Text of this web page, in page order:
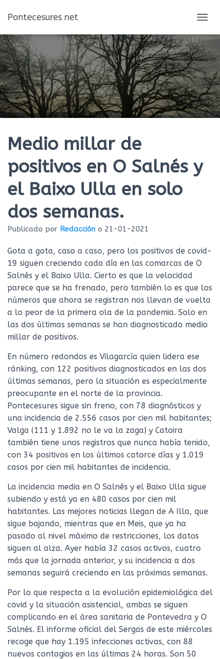
Pontecesures net
A
M
B
I
A
R
M
O
D
O
V
Medio millar de
positivos en O Salnés y
el Baixo Ulla en solo
dos semanas.
Publicado por Redacción o 21-01-2021
Gota a gota, caso a caso, pero los positivos de covid-
19 siguen creciendo cada día en las comarcas de O
Salnés y el Baixo Ulla. Cierto es que la velocidad
parece que se ha frenado, pero también lo es que los
números que ahora se registran nos llevan de vuelta
a lo peor de la primera ola de la pandemia. Solo en
las dos últimas semanas se han diagnosticado medio
millar de positivos.
En número redondos es Vilagarcía quien lidera ese
ránking, con 122 positivos diagnosticados en las dos
últimas semanas, pero la situación es especialmente
preocupante en el norte de la provincia.
Pontecesures sigue sin freno, con 78 diagnósticos y
una incidencia de 2.556 casos por cien mil habitantes;
Valga (111 y 1.892 no le va la zaga) y Catoira
también tiene unos registros que nunca había tenido,
con 34 positivos en los últimos catorce días y 1.019
casos por cien mil habitantes de incidencia.
La incidencia media en O Salnés y el Baixo Ulla sigue
subiendo y está ya en 480 casos por cien mil
habitantes. Las mejores noticias llegan de A Illa, que
sigue bajando, mientras que en Meis, que ya ha
pasado al nivel máximo de restricciones, los datos
siguen al alza. Ayer había 32 casos activos, cuatro
más que la jornada anterior, y su incidencia a dos
semanas seguirá creciendo en las próximas semanas.
Por lo que respecta a la evolución epidemiológica del
covid y la situación asistencial, ambas se siguen
complicando en el área sanitaria de Pontevedra y O
Salnés. El informe oficial del Sergas de este miércoles
recoge que hay 1.195 infecciones activas, con 88
nuevos contagios en las últimas 24 horas. Son 50